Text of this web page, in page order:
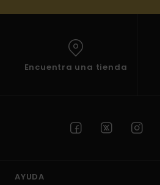
Encuentra una tienda
AYUDA